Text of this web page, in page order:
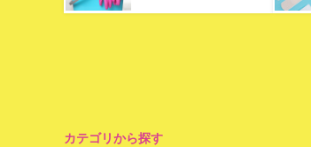
カテゴリから探す